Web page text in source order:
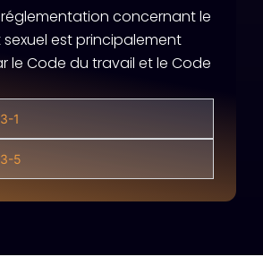
réglementation concernant le
est principalement
le Code du travail et le Code
1
5